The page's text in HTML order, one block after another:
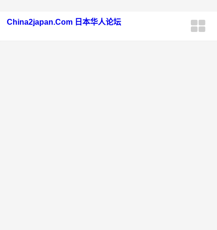
China2japan.Com 日本华人论坛